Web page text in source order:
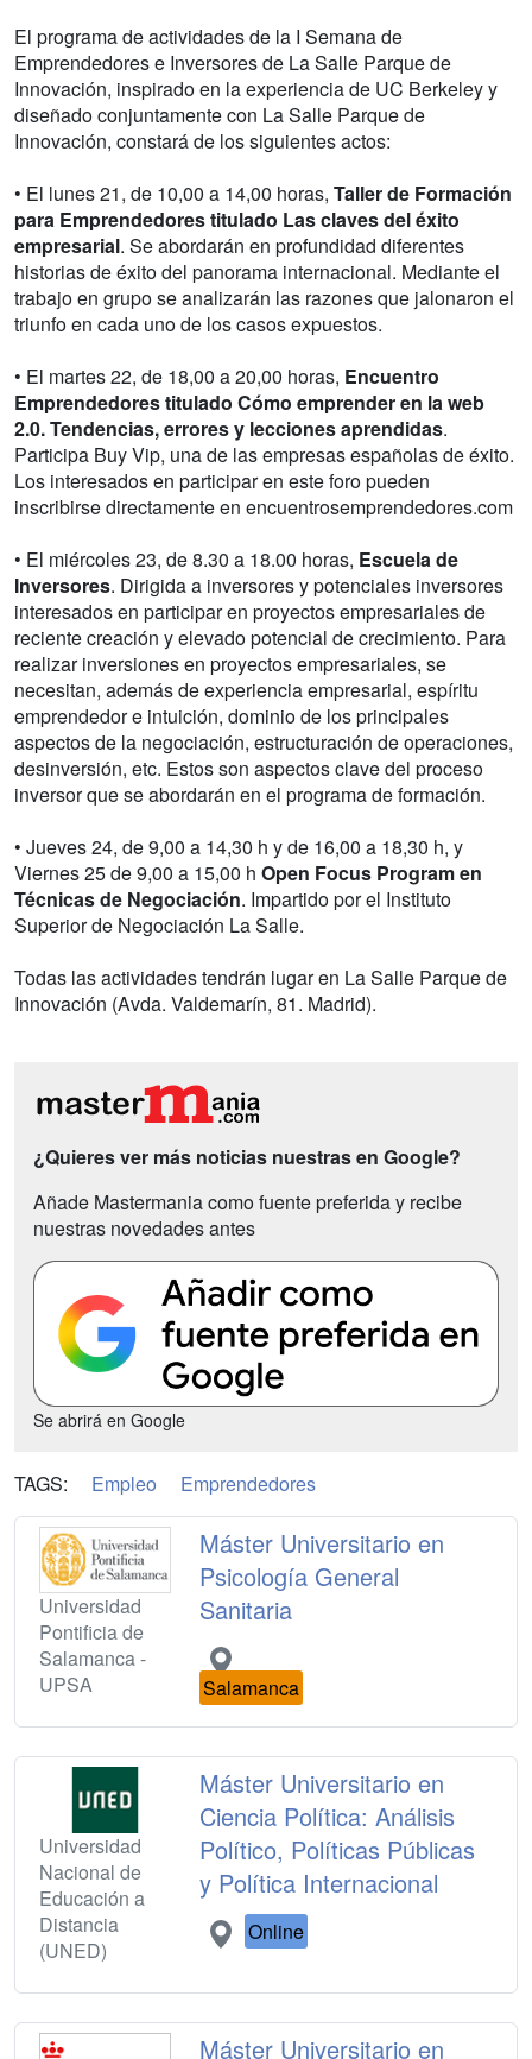
El programa de actividades de la I Semana de
Emprendedores e Inversores de La Salle Parque de
Innovación, inspirado en la experiencia de UC Berkeley y
diseñado conjuntamente con La Salle Parque de
Innovación, constará de los siguientes actos:
• El lunes 21, de 10,00 a 14,00 horas, Taller de Formación
para Emprendedores titulado Las claves del éxito
empresarial. Se abordarán en profundidad diferentes
historias de éxito del panorama internacional. Mediante el
trabajo en grupo se analizarán las razones que jalonaron el
triunfo en cada uno de los casos expuestos.
• El martes 22, de 18,00 a 20,00 horas, Encuentro
Emprendedores titulado Cómo emprender en la web
2.0. Tendencias, errores y lecciones aprendidas.
Participa Buy Vip, una de las empresas españolas de éxito.
Los interesados en participar en este foro pueden
inscribirse directamente en encuentrosemprendedores.com
• El miércoles 23, de 8.30 a 18.00 horas, Escuela de
Inversores. Dirigida a inversores y potenciales inversores
interesados en participar en proyectos empresariales de
reciente creación y elevado potencial de crecimiento. Para
realizar inversiones en proyectos empresariales, se
necesitan, además de experiencia empresarial, espíritu
emprendedor e intuición, dominio de los principales
aspectos de la negociación, estructuración de operaciones,
desinversión, etc. Estos son aspectos clave del proceso
inversor que se abordarán en el programa de formación.
• Jueves 24, de 9,00 a 14,30 h y de 16,00 a 18,30 h, y
Viernes 25 de 9,00 a 15,00 h Open Focus Program en
Técnicas de Negociación. Impartido por el Instituto
Superior de Negociación La Salle.
Todas las actividades tendrán lugar en La Salle Parque de
Innovación (Avda. Valdemarín, 81. Madrid).
¿Quieres ver más noticias nuestras en Google?
Añade Mastermania como fuente preferida y recibe
nuestras novedades antes
Se abrirá en Google
TAGS: Empleo Emprendedores
Universidad
Pontificia de
Salamanca -
UPSA
Máster Universitario en
Psicología General
Sanitaria
Salamanca
Universidad
Nacional de
Educación a
Distancia
(UNED)
Máster Universitario en
Ciencia Política: Análisis
Político, Políticas Públicas
y Política Internacional
Online
Máster Universitario en